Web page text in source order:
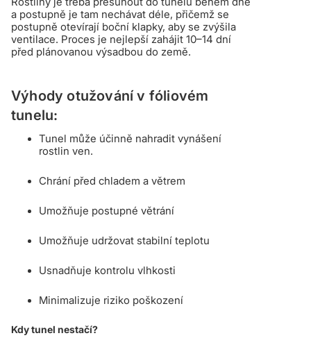
a postupně je tam nechávat déle, přičemž se
postupně otevírají boční klapky, aby se zvýšila
ventilace. Proces je nejlepší zahájit 10–14 dní
před plánovanou výsadbou do země.
Výhody otužování v fóliovém
tunelu:
Tunel může účinně nahradit vynášení
rostlin ven.
Chrání před chladem a větrem
Umožňuje postupné větrání
Umožňuje udržovat stabilní teplotu
Usnadňuje kontrolu vlhkosti
Minimalizuje riziko poškození
Kdy tunel nestačí?